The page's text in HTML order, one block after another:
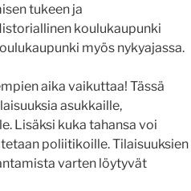
tukeen ja
koulukaupunki
myös nykyajassa.
aika vaikuttaa! Tässä
asukkaille,
Lisäksi kuka tahansa voi
poliitikoille. Tilaisuuksien
varten löytyvät